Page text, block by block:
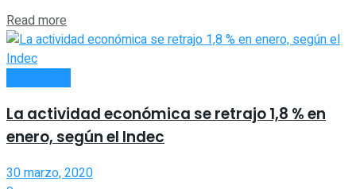
Read more
La actividad económica se retrajo 1,8 % en
enero, según el Indec
30 marzo, 2020